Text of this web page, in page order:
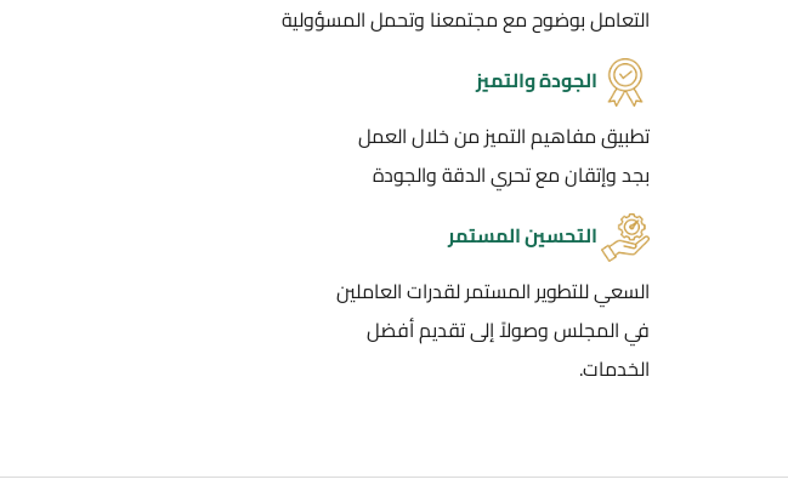
التعامل بوضوح مع مجتمعنا وتحمل المسؤولية
الجودة والتميز
تطبيق مفاهيم التميز من خلال العمل
بجد وإتقان مع تحري الدقة والجودة
التحسين المستمر
السعي للتطوير المستمر لقدرات العاملين
في المجلس وصولاً إلى تقديم أفضل
الخدمات.